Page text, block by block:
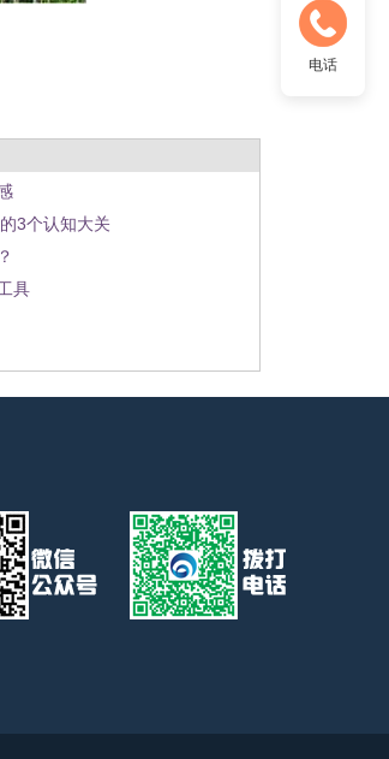
3个认知大关
具
电话